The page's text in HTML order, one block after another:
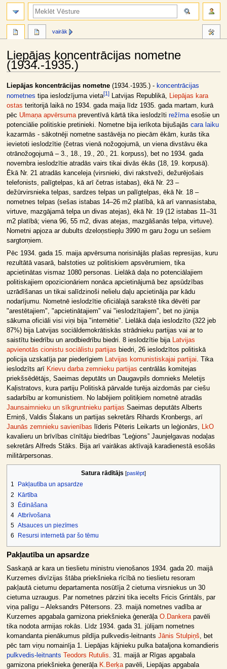
Liepājas koncentrācijas nometne
(1934.-1935.)
Jump
to
navigation
Jump
to
search
Liepājas koncentrācijas nometne(1934.-1935.) - koncentrācijas
nometnes tipa ieslodzījuma vieta[1]Latvijas Republikā, Liepājas kara
ostas teritorijā laikā no 1934. gada maija līdz 1935. gada martam, kurā
pēc Ulmaņa apvērsumapreventīvā kārtā tika ieslodzīti režīmaesošie un
potenciālie politiskie pretinieki. Nometne bija ierīkota bijušajās cara laiku
kazarmās - sākotnēji nometne sastāvēja no piecām ēkām, kurās tika
ievietoti ieslodzītie (četras vienā nožogojumā, un viena divstāvu ēka
otrānožogojumā – 3., 18., 19., 20., 21. korpuss), bet no 1934. gada
novembra ieslodzītie atradās vairs tikai divās ēkās (18, 19. korpusā).
Ēkā Nr. 21 atradās kanceleja (virsnieki, divi rakstveži, dežurējošais
telefonists, palīgtelpas, kā arī četras istabas), ēkā Nr. 23 –
dežūrvirsnieka telpas, sardzes telpas un palīgtelpas, ēkā Nr. 18 –
nometnes telpas (sešas istabas 14–26 m2 platībā, kā arī vannasistaba,
virtuve, mazgājamā telpa un divas atejas), ēkā Nr. 19 (12 istabas 11–31
m2 platībā; viena 96, 55 m2, divas atejas, mazgāšanās telpa, virtuve).
Nometni apjoza ar dubults dzeloņstiepļu 3990 m garu žogu un sešiem
sargtorņiem.
Pēc 1934. gada 15. maija apvērsuma norisinājās plašas represijas, kuru
rezultātā vasarā, balstoties uz politiskiem apsvērumiem, tika
apcietinātas vismaz 1080 personas. Lielākā daļa no potenciālajiem
politiskajiem opozicionāriem nonāca apcietinājumā bez apsūdzības
uzrādīšanas un tikai salīdzinoši nelielu daļu apcietināja par kādu
nodarījumu. Nometnē ieslodzītie oficiālajā sarakstē tika dēvēti par
"arestētajiem", "apcietinātajiem" vai "ieslodzītajiem", bet no jūnija
sākuma oficiāli visi viņi bija "internētie". Lielākā daļa ieslodzīto (322 jeb
87%) bija Latvijas sociāldemokrātiskās strādnieku partijas vai ar to
saistītu biedrību un arodbiedrību biedri. 8 ieslodzītie bija Latvijas
apvienotās cionistu sociālistu partijas biedri, 26 ieslodzītos politiskā
policija uzskatīja par piederīgiem Latvijas komunistiskajai partijai. Tika
ieslodzīts arī Krievu darba zemnieku partijas centrālās komitejas
priekšsēdētājs, Saeimas deputāts un Daugavpils domnieks Meletijs
Kaļistratovs, kura partiju Politiskā pārvalde turēja aizdomās par ciešu
sadarbību ar komunistiem. No labējiem politiķiem nometnē atradās
Jaunsaimnieku un sīkgruntnieku partijas Saeimas deputāts Alberts
Erniņš, Valdis Šlakans un partijas sekretārs Rihards Kronbergs, arī
Jaunās zemnieku savienības līderis Pēteris Leikarts un leģionārs, LkO
kavalieru un brīvības cīnītāju biedrības “Leģions” Jaunjelgavas nodaļas
sekretārs Alfreds Stāks. Bija arī vairākas aktīvajā karadienestā esošās
militārpersonas.
Satura rādītājs
1
Pakļautība un apsardze
2
Kārtība
3 Ēdināšana
4 Atbrīvošana
5 Atsauces un piezīmes
6
Resursi internetā par šo tēmu
Pakļautība un apsardze
Saskaņā ar kara un tieslietu ministru vienošanos 1934. gada 20. maijā
Kurzemes divīzijas štāba priekšnieka rīcībā no tieslietu resoram
pakļautā cietumu departamenta nosūtīja 2 cietuma virsniekus un 30
cietuma uzraugus. Par nometnes pārzini tika iecelts Fricis Grintāls, par
viņa palīgu – Aleksandrs Pētersons. 23. maijā nometnes vadība ar
Kurzemes apgabala garnizona priekšnieka ģenerāļa O.Dankerapavēli
tika nodota armijas rokās. Līdz 1934. gada 31. jūlijam nometnes
komandanta pienākumus pildīja pulkvedis-leitnants Jānis Stulpiņš , bet
pēc tam viņu nomainīja 1. Liepājas kājnieku pulka bataljona komandieris
pulkvedis-leitnants Teodors Rutulis . 31. maijā ar Rīgas apgabala
garnizona priekšnieka ģenerāļa K.Berķapavēli, Liepājas apgabala
vairāk
meklēt